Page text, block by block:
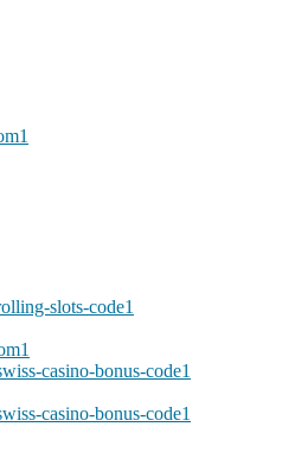
1
slots-code1
1
casino-bonus-code1
casino-bonus-code1